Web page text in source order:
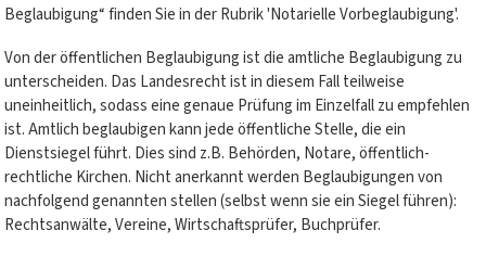
Beglaubigung“ finden Sie in der Rubrik 'Notarielle Vorbeglaubigung'.
Von der öffentlichen Beglaubigung ist die amtliche Beglaubigung zu
unterscheiden. Das Landesrecht ist in diesem Fall teilweise
uneinheitlich, sodass eine genaue Prüfung im Einzelfall zu empfehlen
ist. Amtlich beglaubigen kann jede öffentliche Stelle, die ein
Dienstsiegel führt. Dies sind z.B. Behörden, Notare, öffentlich-
rechtliche Kirchen. Nicht anerkannt werden Beglaubigungen von
nachfolgend genannten stellen (selbst wenn sie ein Siegel führen):
Rechtsanwälte, Vereine, Wirtschaftsprüfer, Buchprüfer.